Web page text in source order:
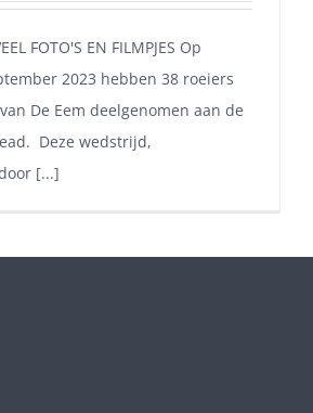
FOTO'S EN FILMPJES Op
2023 hebben 38 roeiers
De Eem deelgenomen aan de
Deze wedstrijd,
[...]